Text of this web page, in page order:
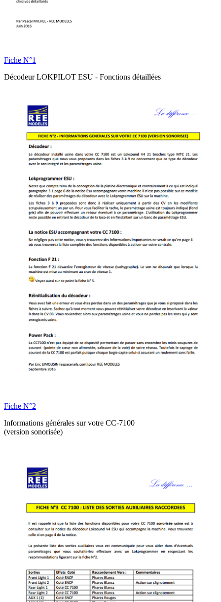
Fiche N°1
Décodeur LOKPILOT ESU - Fonctions détaillées
Fiche N°2
Informations générales sur votre CC-7100
(version sonorisée)